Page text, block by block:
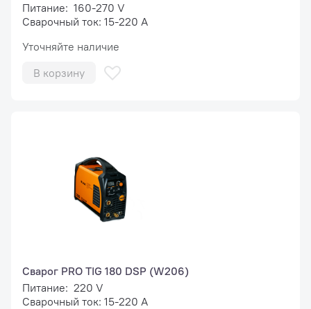
Питание: 160-270 V
Сварочный ток: 15-220 А
Уточняйте наличие
В корзину
Сварог PRO TIG 180 DSP (W206)
Питание: 220 V
Сварочный ток: 15-220 А